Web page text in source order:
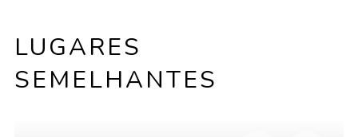
LUGARES
SEMELHANTES